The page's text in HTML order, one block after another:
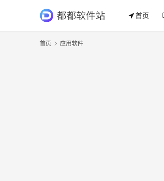
首页
首页 应用软件